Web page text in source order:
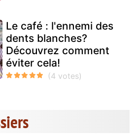
Le café : l'ennemi des
dents blanches?
Découvrez comment
éviter cela!